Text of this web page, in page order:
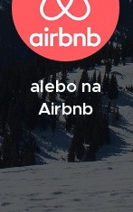
alebo na
Airbnb